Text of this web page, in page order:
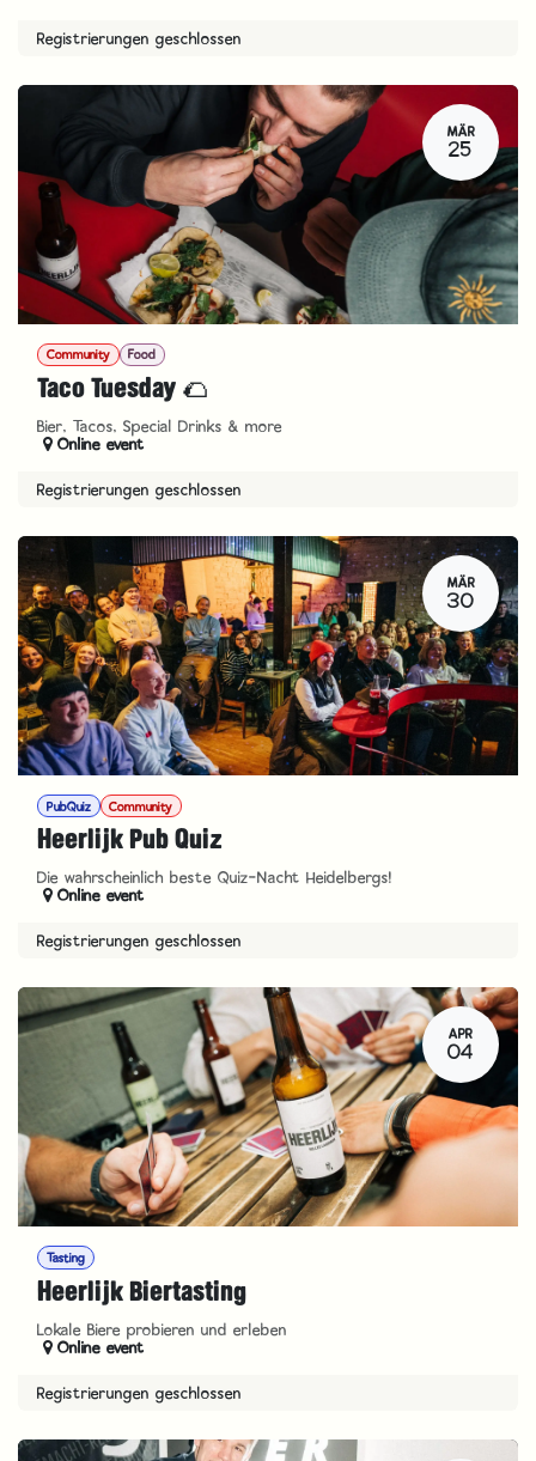
Registrierungen geschlossen
MÄR
25
Community Food
Taco Tuesday 🌮
Bier, Tacos, Special Drinks & more
Online event
Registrierungen geschlossen
MÄR
30
PubQuiz Community
Heerlijk Pub Quiz
Die wahrscheinlich beste Quiz-Nacht Heidelbergs!
Online event
Registrierungen geschlossen
APR
04
Tasting
Heerlijk Biertasting
Lokale Biere probieren und erleben
Online event
Registrierungen geschlossen